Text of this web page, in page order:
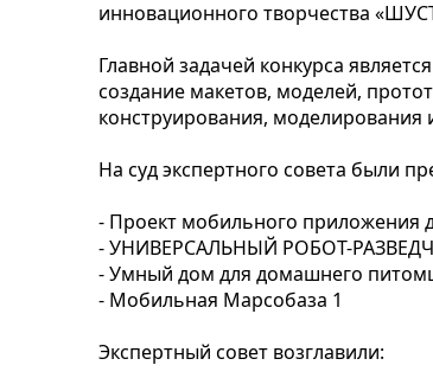
инновационного творчества
Главной задачей конкурса
создание макетов, моделей,
конструирования, моделирования
На суд экспертного совета были
- Проект мобильного приложения
- УНИВЕРСАЛЬНЫЙ РОБОТ-
- Умный дом для домашнего
- Мобильная Марсобаза 1
Экспертный совет возглавили: